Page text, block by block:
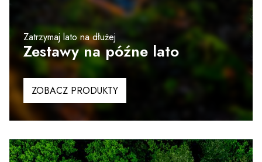
Zatrzymaj lato na dłużej
Zestawy na późne lato
ZOBACZ PRODUKTY